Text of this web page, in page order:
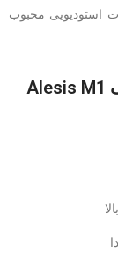
استودیویی محبوب
ویژگی‌های کلیدی اسپیکر مانیتورینگ Alesis M1